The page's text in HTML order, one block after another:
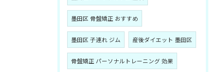
墨田区 骨盤矯正 おすすめ
墨田区 子連れ ジム 産後ダイエット 墨田区
骨盤矯正 パーソナルトレーニング 効果